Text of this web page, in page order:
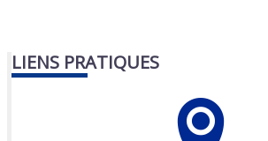
LIENS PRATIQUES